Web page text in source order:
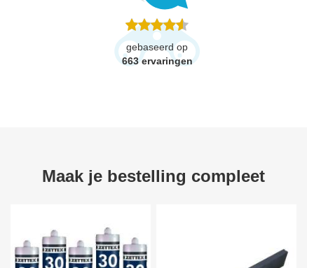
gebaseerd op
663 ervaringen
Maak je bestelling compleet